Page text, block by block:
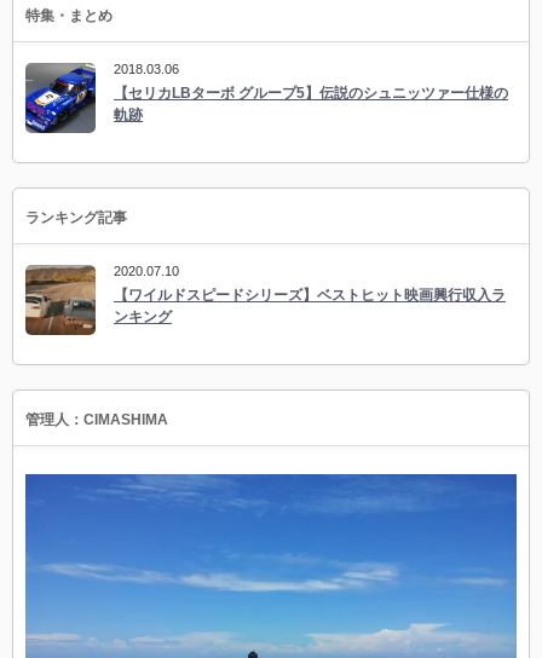
特集・まとめ
2018.03.06
【セリカLBターボ グループ5】伝説のシュニッツァー仕様の
軌跡
ランキング記事
2020.07.10
【ワイルドスピードシリーズ】ベストヒット映画興行収入ラ
ンキング
管理人：CIMASHIMA